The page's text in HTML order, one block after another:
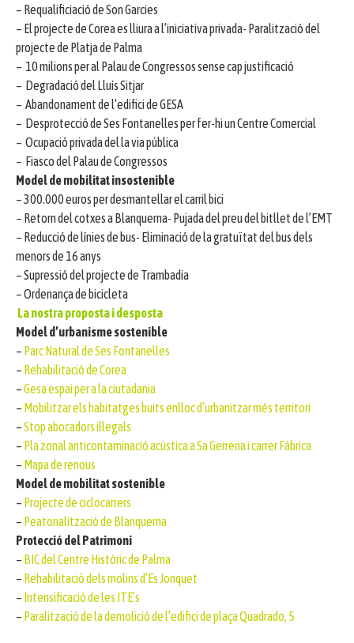
– Requalificiació de Son Garcies
– El projecte de Corea es lliura a l’iniciativa privada- Paralització del
projecte de Platja de Palma
– 10 milions per al Palau de Congressos sense cap justificació
– Degradació del Lluís Sitjar
– Abandonament de l’edifici de GESA
– Desprotecció de Ses Fontanelles per fer-hi un Centre Comercial
– Ocupació privada del la via pública
– Fiasco del Palau de Congressos
Model de mobilitat insostenible
– 300.000 euros per desmantellar el carril bici
– Retorn del cotxes a Blanquerna- Pujada del preu del bitllet de l’EMT
– Reducció de línies de bus- Eliminació de la gratuïtat del bus dels
menors de 16 anys
– Supressió del projecte de Trambadia
– Ordenança de bicicleta
La nostra proposta i desposta
Model d’urbanisme sostenible
– Parc Natural de Ses Fontanelles
– Rehabilitació de Corea
–Gesa espai per a la ciutadania
– Mobilitzar els habitatges buits enlloc d’urbanitzar més territori
–Stop abocadors il·legals
– Pla zonal anticontaminació acústica a Sa Gerreria i carrer Fàbrica
– Mapa de renous
Model de mobilitat sostenible
– Projecte de ciclocarrers
– Peatonalització de Blanquerna
Protecció del Patrimoni
– BIC del Centre Històric de Palma
– Rehabilitació dels molins d’Es Jonquet
– Intensificació de les ITE’s
– Paralització de la demolició de l’edifici de plaça Quadrado, 5